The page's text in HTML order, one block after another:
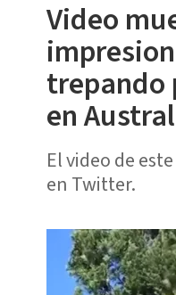
Video
trepando
en
El video de
en Twitter.